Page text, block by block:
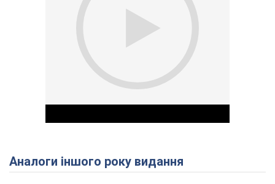
Аналоги іншого року видання